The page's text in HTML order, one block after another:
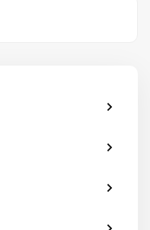
chevron_right
chevron_right
chevron_right